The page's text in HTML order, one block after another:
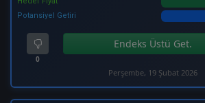
Potansiyel Getiri
0
Endeks Üstü Get.
Perşembe, 19 Şubat 2026